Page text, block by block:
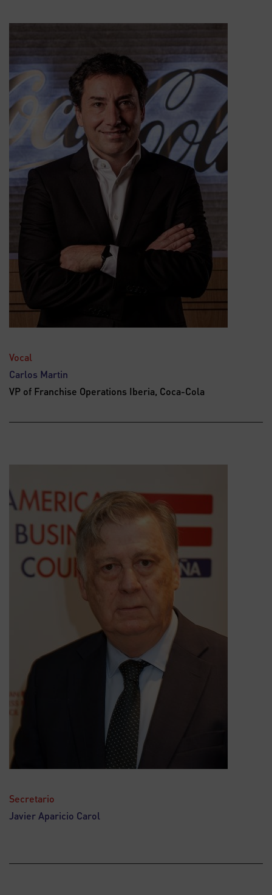
Vocal
Carlos Martin
VP of Franchise Operations Iberia, Coca-Cola
Secretario
Javier Aparicio Carol